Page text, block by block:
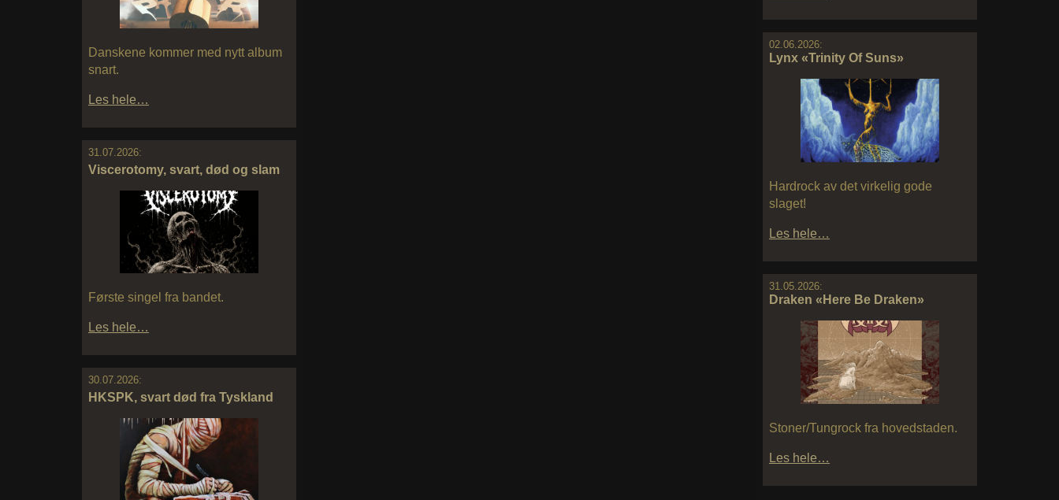
Danskene kommer med nytt album
snart.
Les hele…
31.07.2026:
Viscerotomy, svart, død og slam
Første singel fra bandet.
Les hele…
30.07.2026:
HKSPK, svart død fra Tyskland
02.06.2026:
Lynx «Trinity Of Suns»
Hardrock av det virkelig gode
slaget!
Les hele…
31.05.2026:
Draken «Here Be Draken»
Stoner/Tungrock fra hovedstaden.
Les hele…